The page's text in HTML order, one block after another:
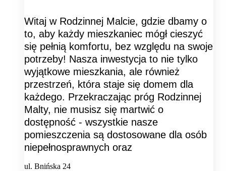
Witaj w Rodzinnej Malcie, gdzie dbamy o
to, aby każdy mieszkaniec mógł cieszyć
się pełnią komfortu, bez względu na swoje
potrzeby! Nasza inwestycja to nie tylko
wyjątkowe mieszkania, ale również
przestrzeń, która staje się domem dla
każdego. Przekraczając próg Rodzinnej
Malty, nie musisz się martwić o
dostępność - wszystkie nasze
pomieszczenia są dostosowane dla osób
niepełnosprawnych oraz
ul. Bnińska 24